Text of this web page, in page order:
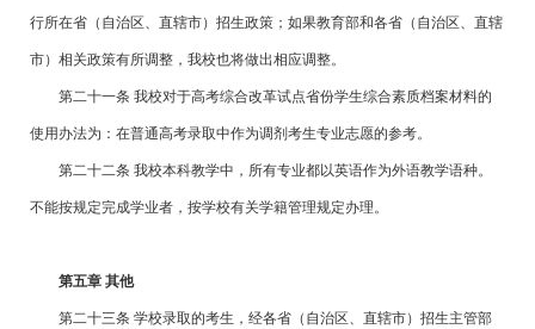
行所在省（自治区、直辖市）招生政策；如果教育部和各省（自治区、直辖
市）相关政策有所调整，我校也将做出相应调整。
第二十一条 我校对于高考综合改革试点省份学生综合素质档案材料的
使用办法为：在普通高考录取中作为调剂考生专业志愿的参考。
第二十二条 我校本科教学中，所有专业都以英语作为外语教学语种。
不能按规定完成学业者，按学校有关学籍管理规定办理。
第五章 其他
第二十三条 学校录取的考生，经各省（自治区、直辖市）招生主管部